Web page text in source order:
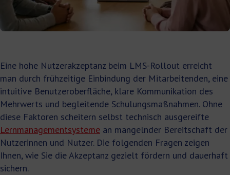
Eine hohe Nutzerakzeptanz beim LMS-Rollout erreicht
man durch frühzeitige Einbindung der Mitarbeitenden, eine
intuitive Benutzeroberfläche, klare Kommunikation des
Mehrwerts und begleitende Schulungsmaßnahmen. Ohne
diese Faktoren scheitern selbst technisch ausgereifte
Lernmanagementsysteme an mangelnder Bereitschaft der
Nutzerinnen und Nutzer. Die folgenden Fragen zeigen
Ihnen, wie Sie die Akzeptanz gezielt fördern und dauerhaft
sichern.